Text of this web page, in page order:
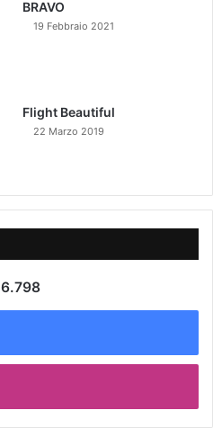
BRAVO
19 Febbraio 2021
Flight Beautiful
22 Marzo 2019
6.798